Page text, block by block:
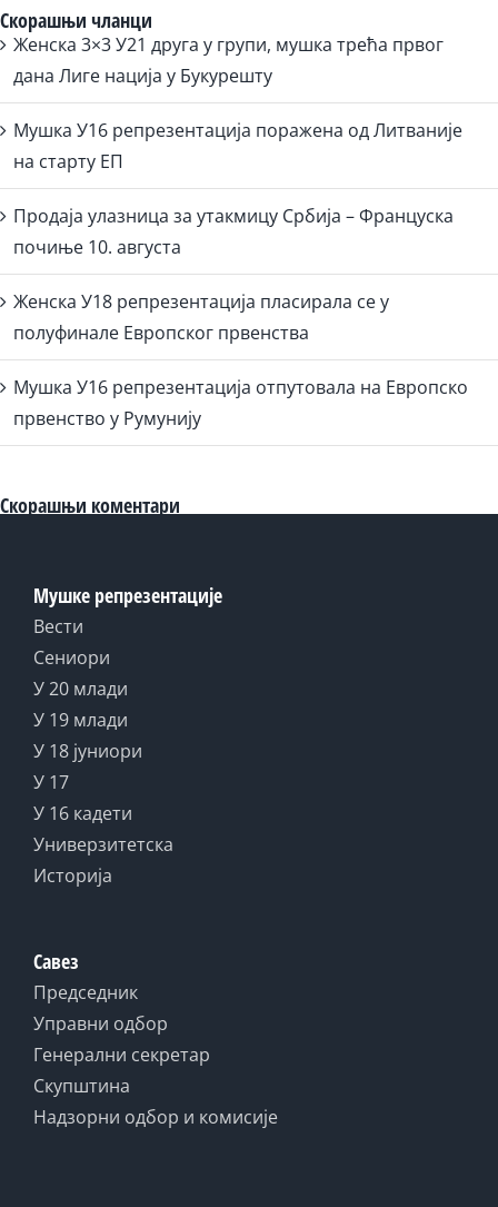
Скорашњи чланци
Женска 3×3 У21 друга у групи, мушка трећа првог
дана Лиге нација у Букурешту
Мушка У16 репрезентација поражена од Литваније
на старту ЕП
Продаја улазница за утакмицу Србија – Француска
почиње 10. августа
Женска У18 репрезентација пласирала се у
полуфинале Европског првенства
Мушка У16 репрезентација отпутовала на Европско
првенство у Румунију
Скорашњи коментари
Мушке репрезентације
Вести
Сениори
У 20 млади
У 19 млади
У 18 јуниори
У 17
У 16 кадети
Универзитетска
Историја
Савез
Председник
Управни одбор
Генерални секретар
Скупштина
Надзорни одбор и комисије